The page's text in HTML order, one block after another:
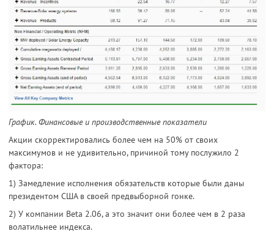
График. Финансовые и производственные показатели
Акции скорректировались более чем на 50% от своих
максимумов и не удивительно, причиной тому послужило 2
фактора:
1) Замедление исполнения обязательств которые были даны
президентом США в своей предвыборной гонке.
2) У компании Beta 2.06, а это значит они более чем в 2 раза
волатильнее индекса.